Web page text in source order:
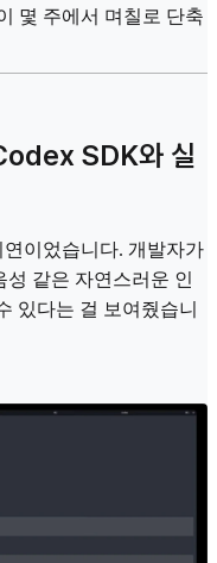
몇 주에서 며칠로 단축
SDK와 실
이었습니다. 개발자가
같은 자연스러운 인
있다는 걸 보여줬습니